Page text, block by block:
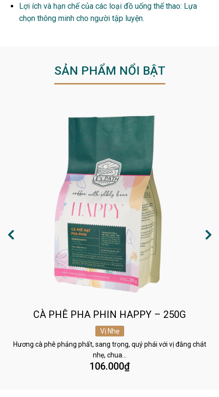
Lợi ích và hạn chế của các loại đồ uống thể thao: Lựa
chọn thông minh cho người tập luyện.
SẢN PHẨM NỔI BẬT
CÀ PHÊ PHA PHIN HAPPY – 250G
Vị Nhẹ
Hương cà phê phảng phất, sang trọng, quý phái với vị đắng chát
nhẹ, chua…
106.000₫